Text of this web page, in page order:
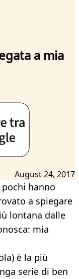
a mia
August 24, 2017
hanno
a spiegare
lontana dalle
mia
è la più
serie di ben